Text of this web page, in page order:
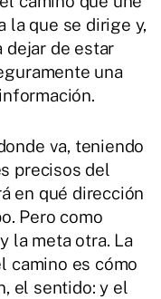
la que se dirige y,
dejar de estar
una
va, teniendo
precisos del
en qué dirección
Pero como
la meta otra. La
camino es cómo
el sentido: y el